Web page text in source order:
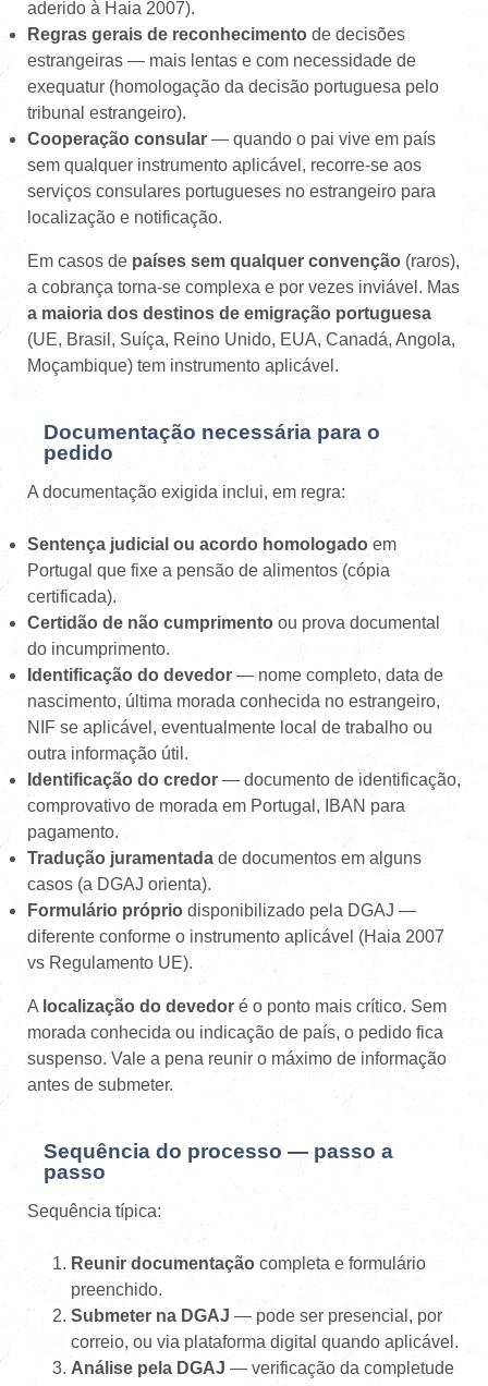
aderido à Haia 2007).
Regras gerais de reconhecimento de decisões
estrangeiras — mais lentas e com necessidade de
exequatur (homologação da decisão portuguesa pelo
tribunal estrangeiro).
Cooperação consular — quando o pai vive em país
sem qualquer instrumento aplicável, recorre-se aos
serviços consulares portugueses no estrangeiro para
localização e notificação.
Em casos de países sem qualquer convenção (raros),
a cobrança torna-se complexa e por vezes inviável. Mas
a maioria dos destinos de emigração portuguesa
(UE, Brasil, Suíça, Reino Unido, EUA, Canadá, Angola,
Moçambique) tem instrumento aplicável.
Documentação necessária para o
pedido
A documentação exigida inclui, em regra:
Sentença judicial ou acordo homologado em
Portugal que fixe a pensão de alimentos (cópia
certificada).
Certidão de não cumprimento ou prova documental
do incumprimento.
Identificação do devedor — nome completo, data de
nascimento, última morada conhecida no estrangeiro,
NIF se aplicável, eventualmente local de trabalho ou
outra informação útil.
Identificação do credor — documento de identificação,
comprovativo de morada em Portugal, IBAN para
pagamento.
Tradução juramentada de documentos em alguns
casos (a DGAJ orienta).
Formulário próprio disponibilizado pela DGAJ —
diferente conforme o instrumento aplicável (Haia 2007
vs Regulamento UE).
A localização do devedor é o ponto mais crítico. Sem
morada conhecida ou indicação de país, o pedido fica
suspenso. Vale a pena reunir o máximo de informação
antes de submeter.
Sequência do processo — passo a
passo
Sequência típica:
Reunir documentação completa e formulário
preenchido.
Submeter na DGAJ — pode ser presencial, por
correio, ou via plataforma digital quando aplicável.
Análise pela DGAJ — verificação da completude